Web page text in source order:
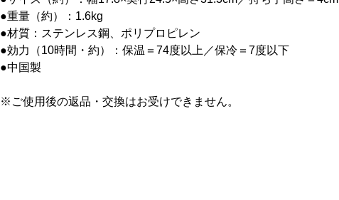
●重量（約）：1.6kg
●材質：ステンレス鋼、ポリプロピレン
●効力（10時間・約）：保温＝74度以上／保冷＝7度以下
●中国製
※ご使用後の返品・交換はお受けできません。